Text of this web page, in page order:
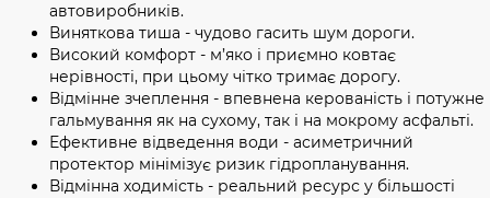
автовиробників.
Виняткова тиша - чудово гасить шум дороги.
Високий комфорт - м’яко і приємно ковтає
нерівності, при цьому чітко тримає дорогу.
Відмінне зчеплення - впевнена керованість і потужне
гальмування як на сухому, так і на мокрому асфальті.
Ефективне відведення води - асиметричний
протектор мінімізує ризик гідропланування.
Відмінна ходимість - реальний ресурс у більшості